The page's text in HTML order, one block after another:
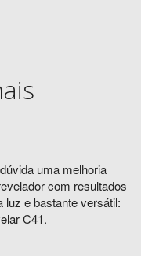
uma melhoria
com resultados
e bastante versátil:
C41.